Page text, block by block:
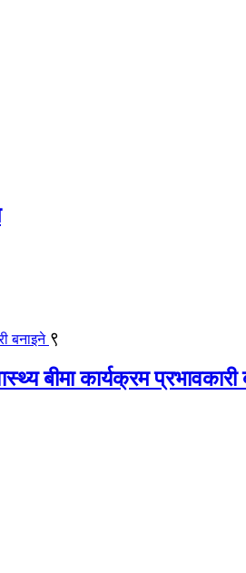
९
बीमा कार्यक्रम प्रभावकारी